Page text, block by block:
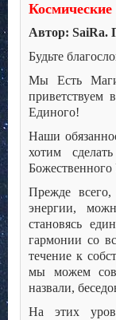
Автор: SaiRa.
Будьте
Мы Есть Маги
Единого!
Наши
хотим
Божественного
Прежде
энергии,
становясь
гармонии со
течение к
мы можем
назвали,
На этих